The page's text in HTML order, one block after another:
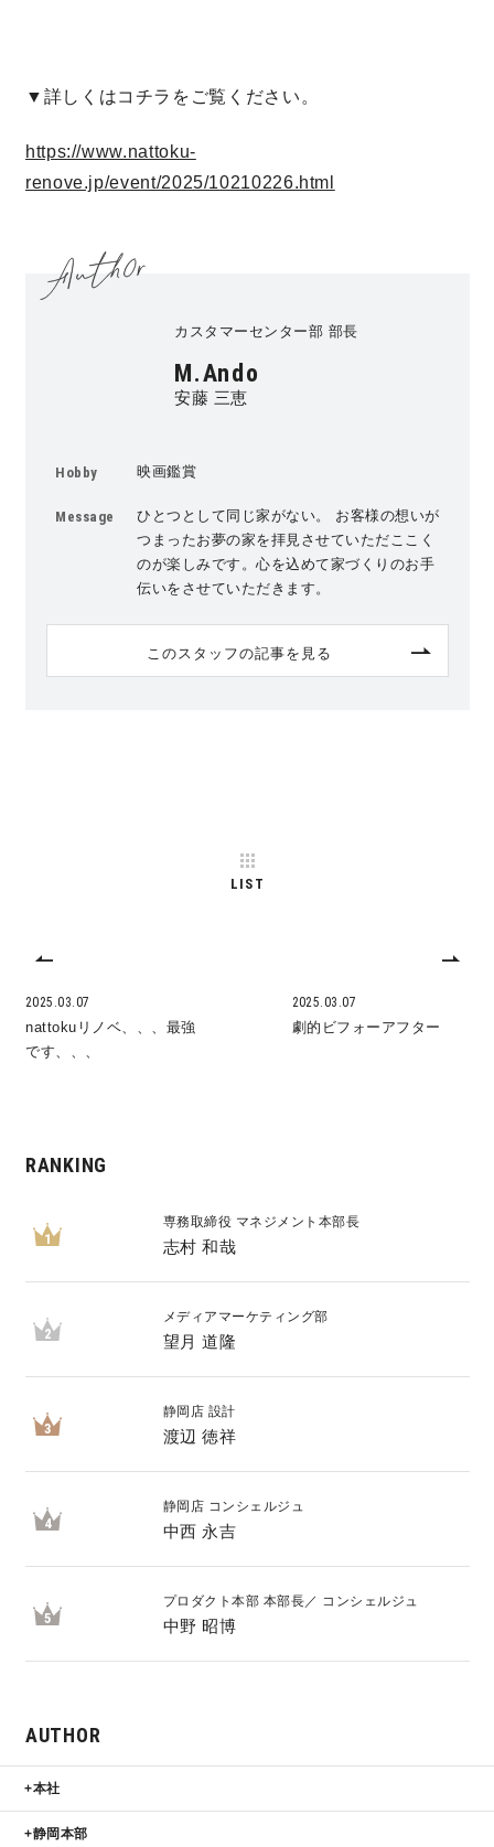
耐震等級3 & 許容応力度計算 全棟標準
徹底したコストダウンの追求
2030年の省エネ基準住宅
100年点検住宅
快適な室内環境へのこだわり
生涯続く安心のアフターフォロー
最響の家
納得リフォームスタジオ nattoku リノベ
分譲住宅･不動産
近日分譲予定情報
動画ギャラリー 採用情報
CLOSE
▼詳しくはコチラをご覧ください。
https://www.nattoku-
renove.jp/event/2025/10210226.html
カスタマーセンター部 部長
M.Ando
安藤 三恵
Hobby 映画鑑賞
Message
ひとつとして同じ家がない。 お客様の想いが
つまったお夢の家を拝見させていただここく
のが楽しみです。心を込めて家づくりのお手
伝いをさせていただきます。
このスタッフの記事を見る
2025.03.07
nattokuリノベ、、、最強
です、、、
LIST
2025.03.07
劇的ビフォーアフター
RANKING
1
専務取締役 マネジメント本部長
志村 和哉
2
メディアマーケティング部
望月 道隆
3
静岡店 設計
渡辺 徳祥
4
静岡店 コンシェルジュ
中西 永吉
5
プロダクト本部 本部長／ コンシェルジュ
中野 昭博
AUTHOR
本社
静岡本部